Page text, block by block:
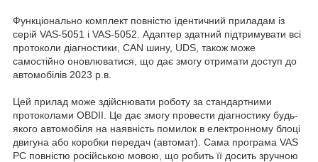
Функціонально комплект повністю ідентичний приладам із
серій VAS-5051 і VAS-5052. Адаптер здатний підтримувати всі
протоколи діагностики, CAN шину, UDS, також може
самостійно оновлюватися, що дає змогу отримати доступ до
автомобілів 2023 р.в.
Цей прилад може здійснювати роботу за стандартними
протоколами OBDII. Це дає змогу провести діагностику будь-
якого автомобіля на наявність помилок в електронному блоці
двигуна або коробки передач (автомат). Сама програма VAS
PC повністю російською мовою, що робить її досить зручною